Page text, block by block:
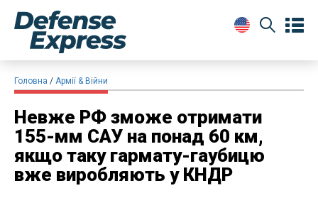
Головна Армії & Війни
Невже РФ зможе отримати
155-мм САУ на понад 60 км,
якщо таку гармату-гаубицю
вже виробляють у КНДР